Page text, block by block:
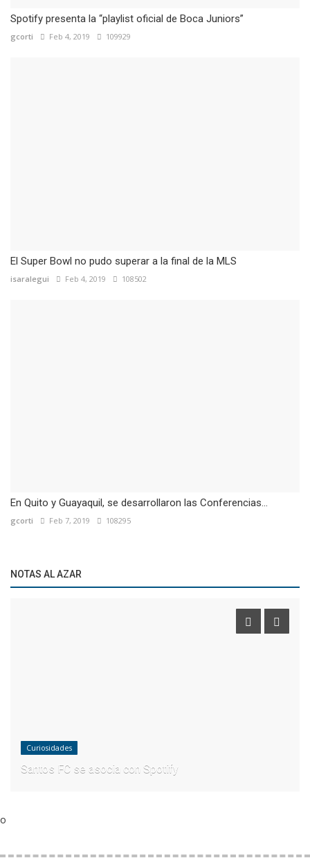
Spotify presenta la “playlist oficial de Boca Juniors”
gcorti Feb 4, 2019 109929
El Super Bowl no pudo superar a la final de la MLS
isaralegui Feb 4, 2019 108502
En Quito y Guayaquil, se desarrollaron las Conferencias...
gcorti Feb 7, 2019 108295
NOTAS AL AZAR
Curiosidades
Santos FC se asocia con Spotify
o